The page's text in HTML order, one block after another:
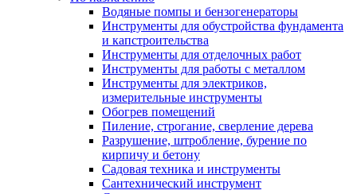
Водяные помпы и бензогенераторы
Инструменты для обустройства фундамента
и капстроительства
Инструменты для отделочных работ
Инструменты для работы с металлом
Инструменты для электриков,
измерительные инструменты
Обогрев помещений
Пиление, строгание, сверление дерева
Разрушение, штробление, бурение по
кирпичу и бетону
Садовая техника и инструменты
Сантехнический инструмент